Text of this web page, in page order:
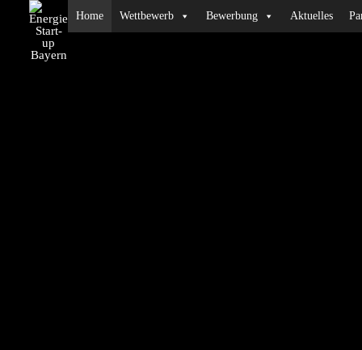
Home Wettbewerb Bewerbung Aktuelles